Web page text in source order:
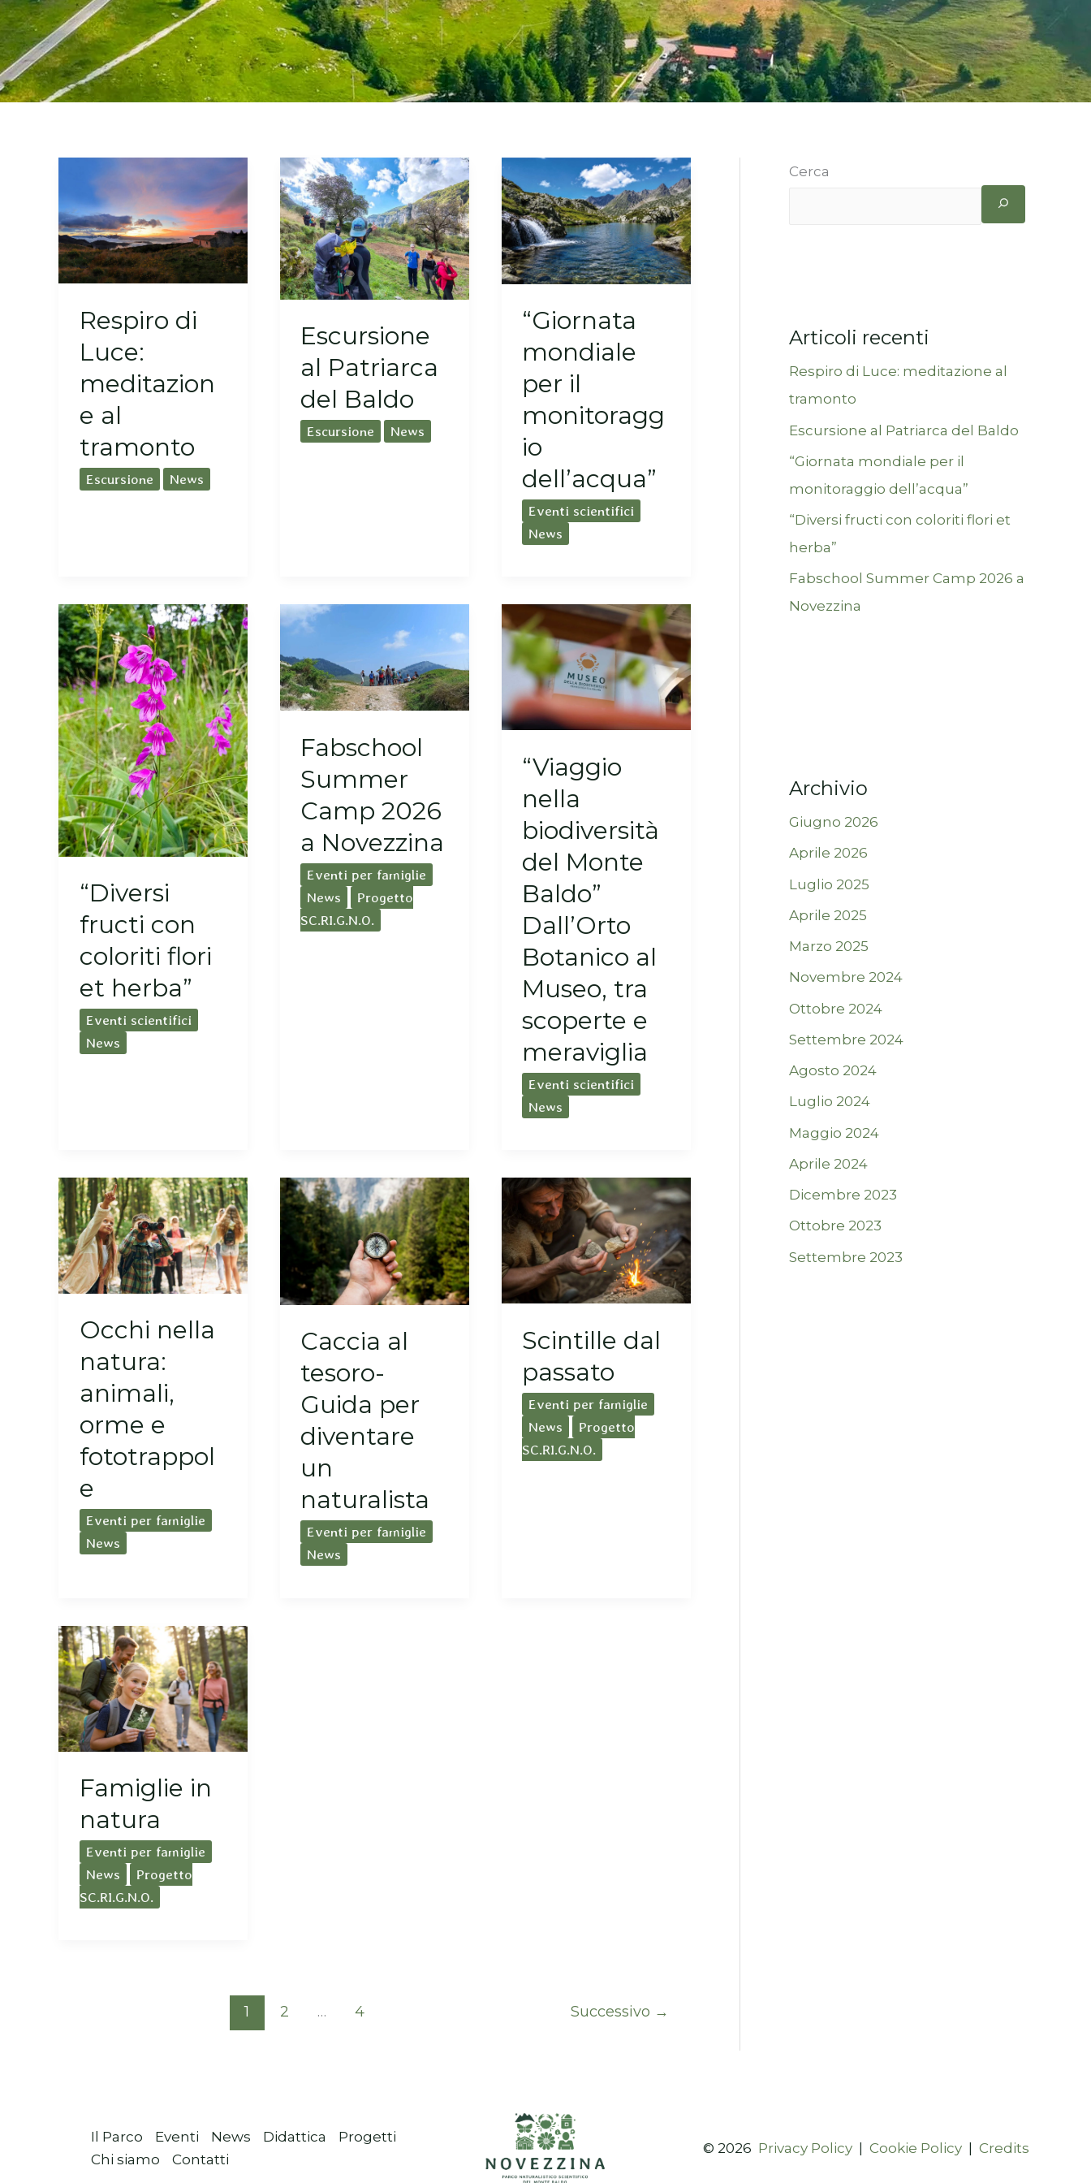
Respiro di
Luce:
meditazion
e al
tramonto
Escursione News
Escursione
al Patriarca
del Baldo
Escursione News
“Giornata
mondiale
per il
monitoragg
io
dell’acqua”
Eventi scientifici
News
“Diversi
fructi con
coloriti flori
et herba”
Eventi scientifici
News
Fabschool
Summer
Camp 2026
a Novezzina
Eventi per famiglie
News
Progetto
SC.RI.G.N.O.
“Viaggio
nella
biodiversità
del Monte
Baldo”
Dall’Orto
Botanico al
Museo, tra
scoperte e
meraviglia
Eventi scientifici
News
Occhi nella
natura:
animali,
orme e
fototrappol
e
Eventi per famiglie
News
Caccia al
tesoro-
Guida per
diventare
un
naturalista
Eventi per famiglie
News
Scintille dal
passato
Eventi per famiglie
News
Progetto
SC.RI.G.N.O.
Famiglie in
natura
Eventi per famiglie
News
Progetto
SC.RI.G.N.O.
1 2 … 4 Successivo →
Cerca
Articoli recenti
Respiro di Luce: meditazione al
tramonto
Escursione al Patriarca del Baldo
“Giornata mondiale per il
monitoraggio dell’acqua”
“Diversi fructi con coloriti flori et
herba”
Fabschool Summer Camp 2026 a
Novezzina
Archivio
Giugno 2026
Aprile 2026
Luglio 2025
Aprile 2025
Marzo 2025
Novembre 2024
Ottobre 2024
Settembre 2024
Agosto 2024
Luglio 2024
Maggio 2024
Aprile 2024
Dicembre 2023
Ottobre 2023
Settembre 2023
Il Parco Eventi News Didattica
Progetti
Chi siamo
Contatti
© 2026 Privacy Policy| Cookie Policy| Credits